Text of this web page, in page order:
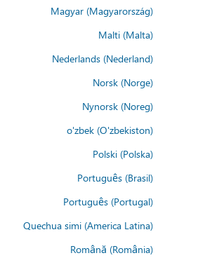
Magyar (Magyarország)
Malti (Malta)
Nederlands (Nederland)
Norsk (Norge)
Nynorsk (Noreg)
o'zbek (O'zbekiston)
Polski (Polska)
Português (Brasil)
Português (Portugal)
Quechua simi (America Latina)
Română (România)